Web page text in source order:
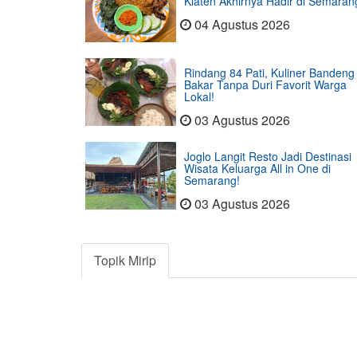
04 Agustus 2026
Rindang 84 Pati, Kuliner Bandeng
Bakar Tanpa Duri Favorit Warga
Lokal!
03 Agustus 2026
Joglo Langit Resto Jadi Destinasi
Wisata Keluarga All in One di
Semarang!
03 Agustus 2026
Topik Mirip